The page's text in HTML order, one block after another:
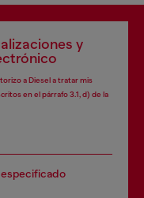
y
a Diesel a tratar mis
en el párrafo 3.1, d) de la
especificado